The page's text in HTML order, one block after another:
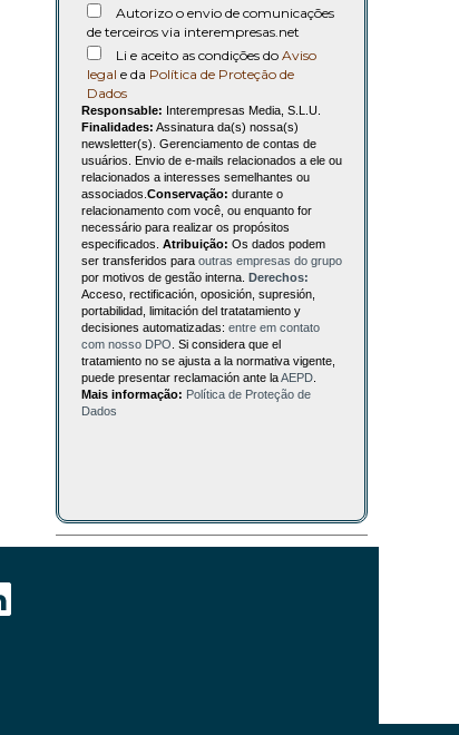
Autorizo o envio de comunicações
de terceiros via interempresas.net
Li e aceito as condições do Aviso
legal e da Política de Proteção de
Dados
Responsable: Interempresas Media, S.L.U.
Finalidades: Assinatura da(s) nossa(s)
newsletter(s). Gerenciamento de contas de
usuários. Envio de e-mails relacionados a ele ou
relacionados a interesses semelhantes ou
associados. Conservação: durante o
relacionamento com você, ou enquanto for
necessário para realizar os propósitos
especificados. Atribuição: Os dados podem
ser transferidos para outras empresas do grupo
por motivos de gestão interna. Derechos:
Acceso, rectificación, oposición, supresión,
portabilidad, limitación del tratatamiento y
decisiones automatizadas: entre em contato
com nosso DPO . Si considera que el
tratamiento no se ajusta a la normativa vigente,
puede presentar reclamación ante laAEPD
Mais informação: Política de Proteção de
Dados